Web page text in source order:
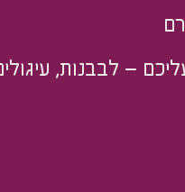
– לבבנות,